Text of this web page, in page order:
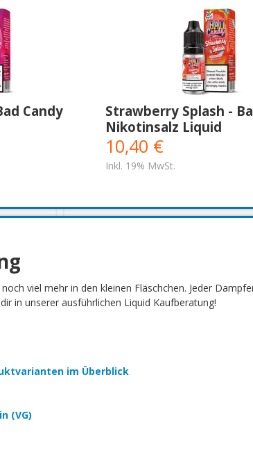
Candy
Strawberry Splash -
Nikotinsalz Liquid
10,40 €
Inkl. 19% MwSt.
viel mehr in den kleinen Fläschchen. Jeder
in unserer ausführlichen Liquid Kaufberatung!
im Überblick
(VG)